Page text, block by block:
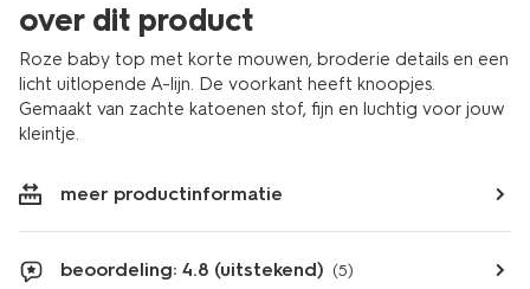
over dit product
Roze baby top met korte mouwen, broderie details en een
licht uitlopende A-lijn. De voorkant heeft knoopjes.
Gemaakt van zachte katoenen stof, fijn en luchtig voor jouw
kleintje.
meer productinformatie
beoordeling: 4.8 (uitstekend) (5)